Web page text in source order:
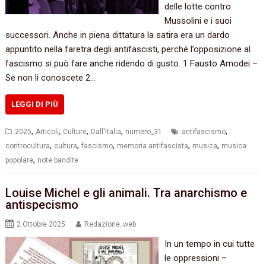
delle lotte contro
Mussolini e i suoi
successori. Anche in piena dittatura la satira era un dardo
appuntito nella faretra degli antifascisti, perché l’opposizione al
fascismo si può fare anche ridendo di gusto. 1 Fausto Amodei –
Se non li conoscete 2…
LEGGI DI PIÙ
2025,Articoli, Culture, Dall'Italia, numero_31 antifascismo,
controcultura, cultura,fascismo, memoria antifascista, musica, musica
popolare, note bandite
Louise Michel e gli animali. Tra anarchismo e
antispecismo
2 Ottobre 2025 Redazione_web
In un tempo in cui tutte
le oppressioni –